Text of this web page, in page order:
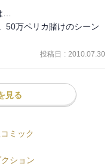
…
50万ペリカ賭けのシーン
投稿日 : 2010.07.30
見る
ミック
ション